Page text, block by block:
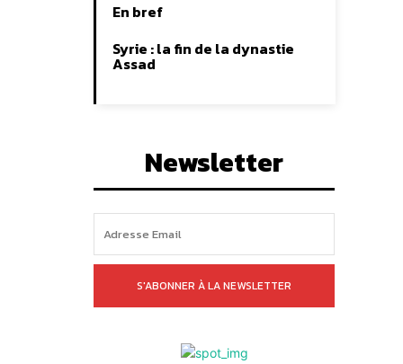
En bref
Syrie : la fin de la dynastie
Assad
Newsletter
S'ABONNER À LA NEWSLETTER